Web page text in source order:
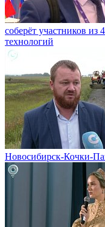
соберёт участников из
технологий
Новосибирск-Кочки-